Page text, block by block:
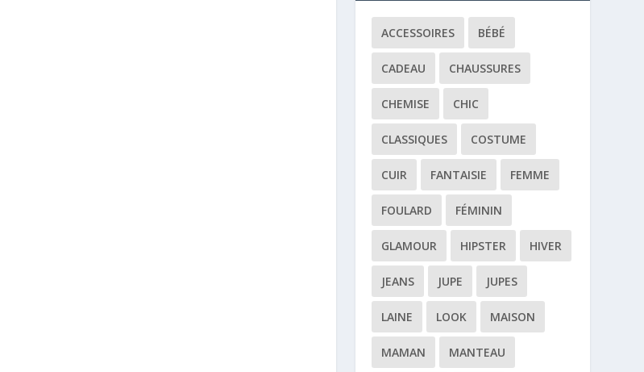
ACCESSOIRES BÉBÉ
CADEAU CHAUSSURES
CHEMISE CHIC
CLASSIQUES COSTUME
CUIR FANTAISIE FEMME
FOULARD FÉMININ
GLAMOUR HIPSTER HIVER
JEANS JUPE JUPES
LAINE LOOK MAISON
MAMAN MANTEAU